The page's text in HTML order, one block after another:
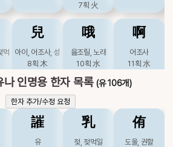
10획
깃발(旗-)이 펄럭
이는 모양
12획
10획水
스밀, 엷을
14획水
11획土
理
다스릴
11획金
璃
유리
15획
金
痢
설사
12획
罹
근심할, 걸릴
16획
羸
파리할
19획土
莅
임할
11획
木
7획 火
먹
兒
아이, 어조사, 성
8획 木
哦
읊조릴, 노래
10획 水
啊
어조사
11획 水
妿
여스승
예쁠
아리따울
나 인명용 한자 목록(유 106개)
한자 추가/수정 요청
䜅
유
乳
젖, 젖먹일
侑
도울, 권할